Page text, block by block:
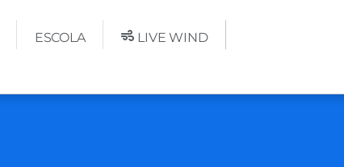
ESCOLA LIVE WIND